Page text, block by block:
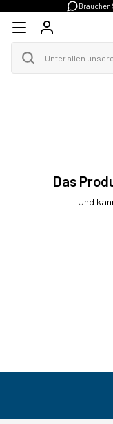
Brauchen
Das
Und